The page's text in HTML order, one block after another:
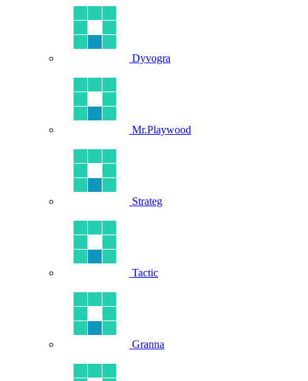
Dyvogra
Mr.Playwood
Strateg
Tactic
Granna